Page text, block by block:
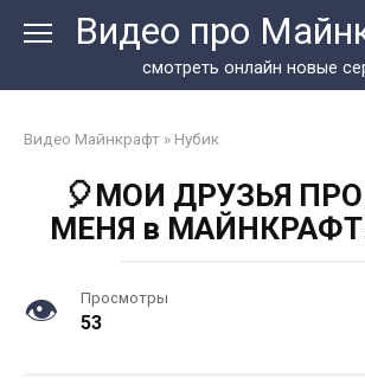
Видео про
смотреть онлайн новые
Видео Майнкрафт » Нубик
🎈МОИ ДРУЗЬЯ
МЕНЯ в
Просмотры
53